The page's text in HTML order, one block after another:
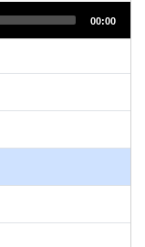
00:00